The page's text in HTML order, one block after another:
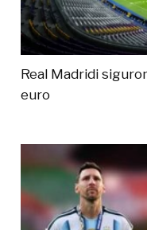
Real Madridi
euro